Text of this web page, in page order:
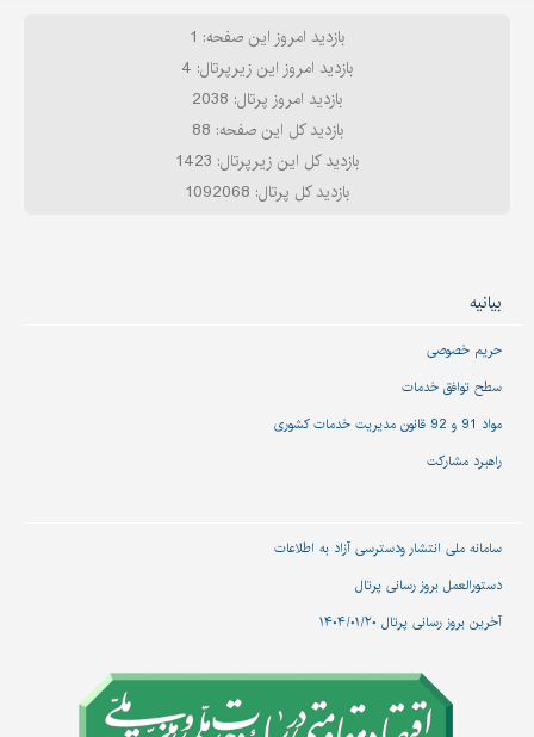
بازدید امروز این صفحه: 1
بازدید امروز این زیرپرتال: 4
بازدید امروز پرتال: 2038
بازدید کل این صفحه: 88
بازدید کل این زیرپرتال: 1423
بازدید کل پرتال: 1092068
بیانیه
حریم خصوصی
سطح توافق خدمات
مواد 91 و 92 قانون مدیریت خدمات کشوری
راهبرد مشارکت
سامانه ملی انتشار و‌دسترسی آزاد به اطلاعات
دستورالعمل بروز رسانی پرتال
آخرین بروز رسانی پرتال ۱۴۰۴/۰۱/۲۰